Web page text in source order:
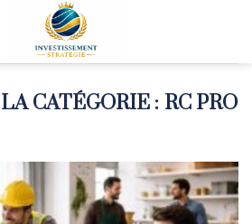
RC PRO